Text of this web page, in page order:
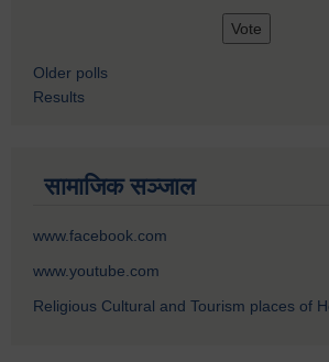
Older polls
Results
सामाजिक सञ्जाल
www.facebook.com
www.youtube.com
Religious Cultural and Tourism places of